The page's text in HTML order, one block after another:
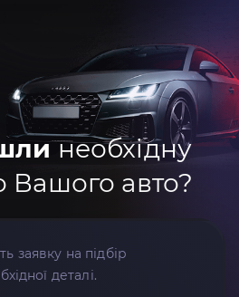
необхідну
Вашого авто?
заявку на підбір
деталі.